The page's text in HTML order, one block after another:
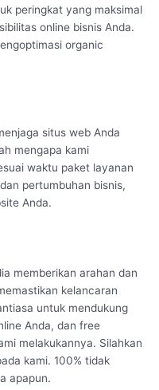
peringkat yang maksimal
online bisnis Anda.
organic
situs web Anda
mengapa kami
waktu paket layanan
pertumbuhan bisnis,
Anda.
memberikan arahan dan
kelancaran
untuk mendukung
Anda, dan free
melakukannya. Silahkan
kami. 100% tidak
apapun.